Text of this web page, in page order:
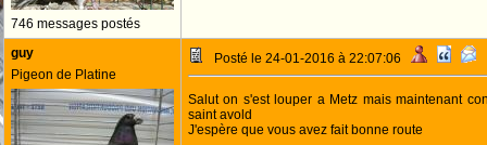
746 messages postés
guy
Pigeon de Platine
Posté le 24-01-2016 à 22:07:06
Salut on s'est louper a Metz mais maintenant
saint avold
J'espère que vous avez fait bonne route